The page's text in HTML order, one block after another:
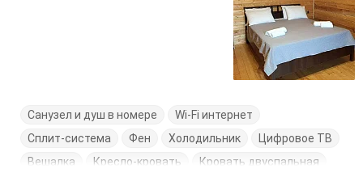
Санузел и душ в номере
Wi-Fi интернет
Сплит-система
Фен Холодильник
Цифровое ТВ
Вешалка
Кресло-кровать
Кровать двуспальная